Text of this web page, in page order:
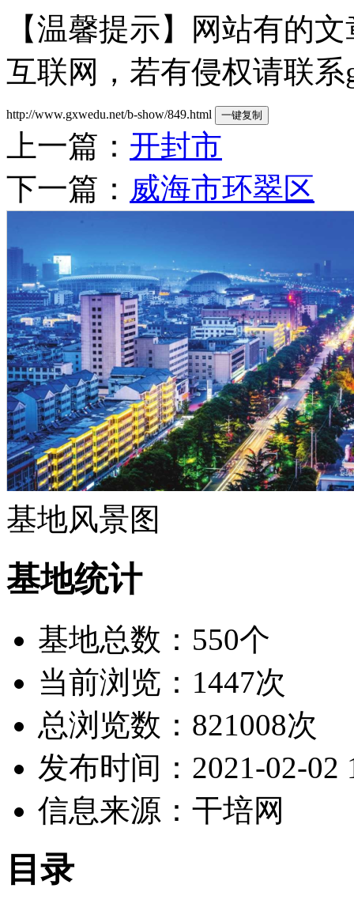
【温馨提示】网站有的
互联网，若有侵权请联系
http://www.gxwedu.net/b-show/849.html 一键复制
上一篇： 开封市
下一篇： 威海市环翠区
基地风景图
基地统计
基地总数：550个
当前浏览：1447次
总浏览数：821008次
发布时间：2021-02-02
信息来源：干培网
目录